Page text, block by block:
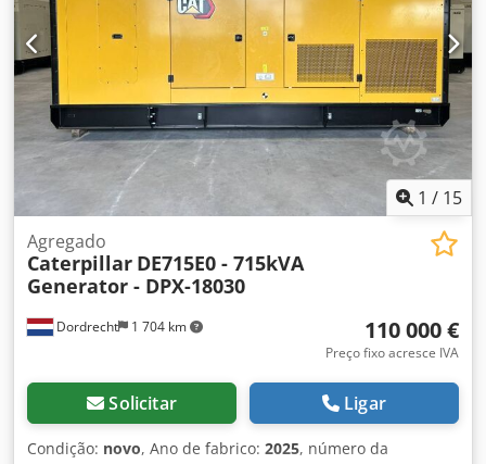
1 / 15
Dordrecht 1 704 km
Agregado
Caterpillar DE715E0 - 715kVA
Generator - DPX-18030
110 000 €
Preço fixo acresce IVA
Solicitar Ligar
Condição: novo, Ano de fabrico: 2025, número da